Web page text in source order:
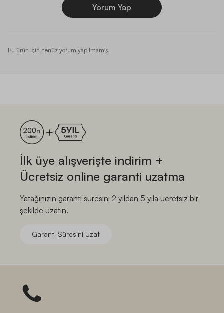
Yorum Yap
Bu ürün için henüz yorum yapılmamış.
İlk üye alışverişte indirim +
Ücretsiz online garanti uzatma
Yatağınızın garanti süresini 2 yıldan 5 yıla ücretsiz bir
şekilde uzatın.
Garanti Süresini Uzat